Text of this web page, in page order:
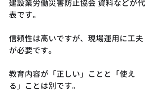
建設業労働災害防止協会 資料などが代
表です。
信頼性は高いですが、現場運用に工夫
が必要です。
教育内容が「正しい」ことと「使え
る」ことは別です。